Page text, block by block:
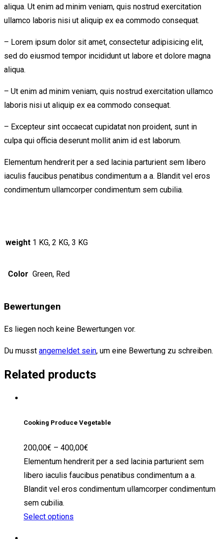
aliqua. Ut enim ad minim veniam, quis nostrud exercitation
ullamco laboris nisi ut aliquip ex ea commodo consequat.
– Lorem ipsum dolor sit amet, consectetur adipisicing elit,
sed do eiusmod tempor incididunt ut labore et dolore magna
aliqua.
– Ut enim ad minim veniam, quis nostrud exercitation ullamco
laboris nisi ut aliquip ex ea commodo consequat.
– Excepteur sint occaecat cupidatat non proident, sunt in
culpa qui officia deserunt mollit anim id est laborum.
Elementum hendrerit per a sed lacinia parturient sem libero
iaculis faucibus penatibus condimentum a a. Blandit vel eros
condimentum ullamcorper condimentum sem cubilia.
weight 1 KG, 2 KG, 3 KG
Color Green, Red
Bewertungen
Es liegen noch keine Bewertungen vor.
Du musst angemeldet sein, um eine Bewertung zu schreiben.
Related products
Cooking Produce Vegetable
200,00€ – 400,00€
Elementum hendrerit per a sed lacinia parturient sem
libero iaculis faucibus penatibus condimentum a a.
Blandit vel eros condimentum ullamcorper condimentum
sem cubilia.
Select options